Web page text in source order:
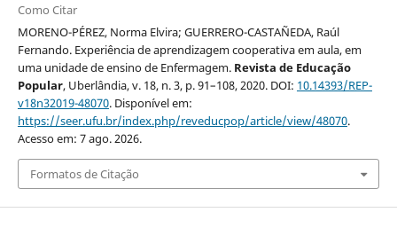
Como Citar
MORENO-PÉREZ, Norma Elvira; GUERRERO-CASTAÑEDA, Raúl
Fernando. Experiência de aprendizagem cooperativa em aula, em
uma unidade de ensino de Enfermagem. Revista de Educação
Popular, Uberlândia, v. 18, n. 3, p. 91–108, 2020. DOI: 10.14393/REP-
v18n32019-48070. Disponível em:
https://seer.ufu.br/index.php/reveducpop/article/view/48070.
Acesso em: 7 ago. 2026.
Formatos de Citação